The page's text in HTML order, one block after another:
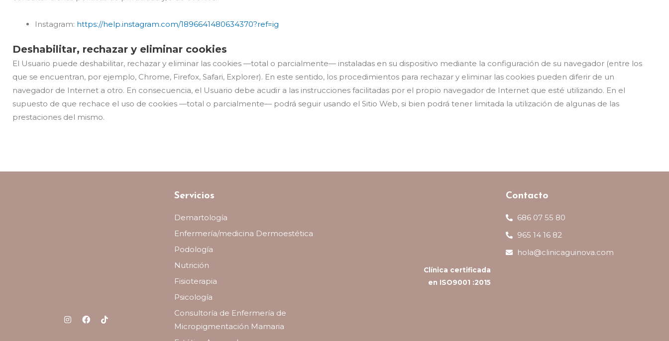
Instagram: https://help.instagram.com/1896641480634370?ref=ig
Deshabilitar, rechazar y eliminar cookies
El Usuario puede deshabilitar, rechazar y eliminar las cookies —total o parcialmente— instaladas en su dispositivo mediante la configuración de su navegador (entre los
que se encuentran, por ejemplo, Chrome, Firefox, Safari, Explorer). En este sentido, los procedimientos para rechazar y eliminar las cookies pueden diferir de un
navegador de Internet a otro. En consecuencia, el Usuario debe acudir a las instrucciones facilitadas por el propio navegador de Internet que esté utilizando. En el
supuesto de que rechace el uso de cookies —total o parcialmente— podrá seguir usando el Sitio Web, si bien podrá tener limitada la utilización de algunas de las
prestaciones del mismo.
Servicios
Demartología
Enfermería/medicina Dermoestética
Podología
Nutrición
Fisioterapia
Psicología
Consultoría de Enfermería de
Micropigmentación Mamaria
Clínica certificada
en ISO9001 :2015
Contacto
686 07 55 80
965 14 16 82
hola@clinicaguinova.com